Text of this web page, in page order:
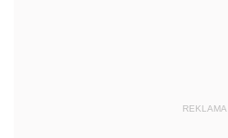
REKLAMA